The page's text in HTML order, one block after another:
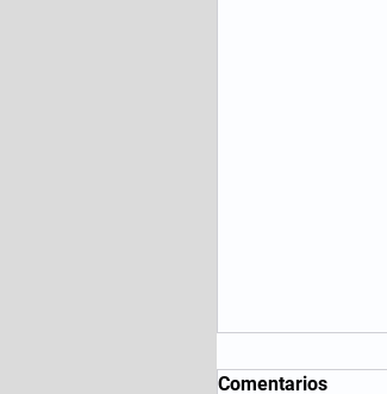
Comentarios